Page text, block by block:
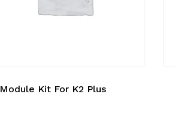
Module Kit For K2 Plus